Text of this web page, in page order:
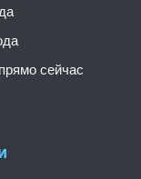
сейчас